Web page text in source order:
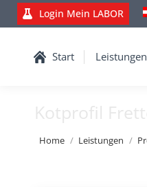
Login Mein LABOR
Start Leistungen
Kotprofil
You are here:
Home Leistungen